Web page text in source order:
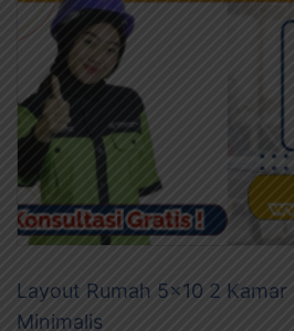
Layout Rumah 5×10 2 Kamar
Minimalis